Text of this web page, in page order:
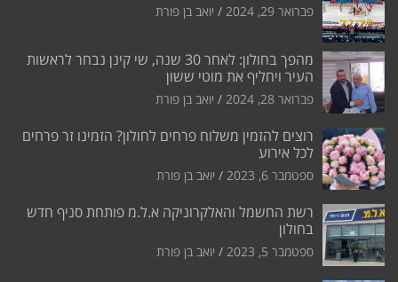
פברואר 29, 2024 יואב בן פורת
מהפך בחולון: לאחר 30 שנה, שי קינן נבחר לראשות
העיר ויחליף את מוטי ששון
פברואר 28, 2024 יואב בן פורת
רוצים להזמין משלוח פרחים לחולון? הזמינו זר פרחים
לכל אירוע
ספטמבר 6, 2023 יואב בן פורת
רשת החשמל והאלקרוניקה א.ל.מ פותחת סניף חדש
בחולון
ספטמבר 5, 2023 יואב בן פורת